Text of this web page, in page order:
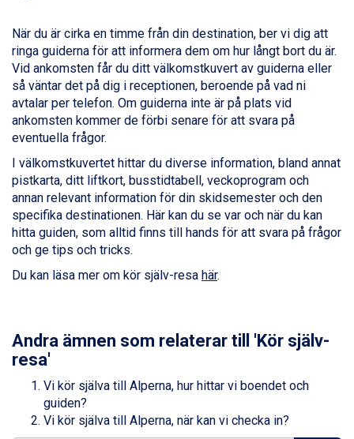
Fieberbrunn från 9.645 kr.
Ischgl från 11.295 kr.
Val Thorens från 8.395 kr.
St. Anton från 11.245 kr.
Zell am See från 6.295 kr.
Canazei från 7.195 kr.
Livigno från 5.595 kr.
Ponte di Legno från 7.395 kr.
Bad Gastein från 6.295 kr.
Sauze dOulx från 6.145 kr.
Alleghe från 8.545 kr.
Arabba från 11.045 kr.
La Thuile från 7.045 kr.
Cervinia från 8.245 kr.
Bad Hofgastein från 8.595 kr.
Passo Tonale från 5.895 kr.
Champoluc från 5.945 kr.
Sestriere från 6.945 kr.
Fieberbrunn från 9.645 kr.
Ischgl från 11.295 kr.
Val Thorens från 8.395 kr.
När du är cirka en timme från din destination, ber vi dig att
ringa guiderna för att informera dem om hur långt bort du är.
Vid ankomsten får du ditt välkomstkuvert av guiderna eller
så väntar det på dig i receptionen, beroende på vad ni
avtalar per telefon. Om guiderna inte är på plats vid
ankomsten kommer de förbi senare för att svara på
eventuella frågor.
I välkomstkuvertet hittar du diverse information, bland annat
pistkarta, ditt liftkort, busstidtabell, veckoprogram och
annan relevant information för din skidsemester och den
specifika destinationen. Här kan du se var och när du kan
hitta guiden, som alltid finns till hands för att svara på frågor
och ge tips och tricks.
Du kan läsa mer om kör själv-resa här.
Andra ämnen som relaterar till 'Kör själv-
resa'
Vi kör själva till Alperna, hur hittar vi boendet och
guiden?
Vi kör själva till Alperna, när kan vi checka in?